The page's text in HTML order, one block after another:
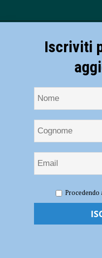
maggio: “Garantiti i servizi
Sciopero Ausl del
Iscriviti
Procedendo